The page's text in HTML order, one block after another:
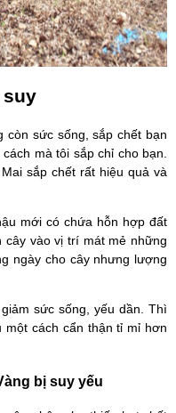
suy
còn sức sống, sắp chết bạn
mà tôi sắp chỉ cho bạn.
sắp chết rất hiệu quả và
mới có chứa hỗn hợp đất
cây vào vị trí mát mẻ những
ngày cho cây nhưng lượng
sức sống, yếu dần. Thì
một cách cẩn thận tỉ mỉ hơn
bị suy yếu